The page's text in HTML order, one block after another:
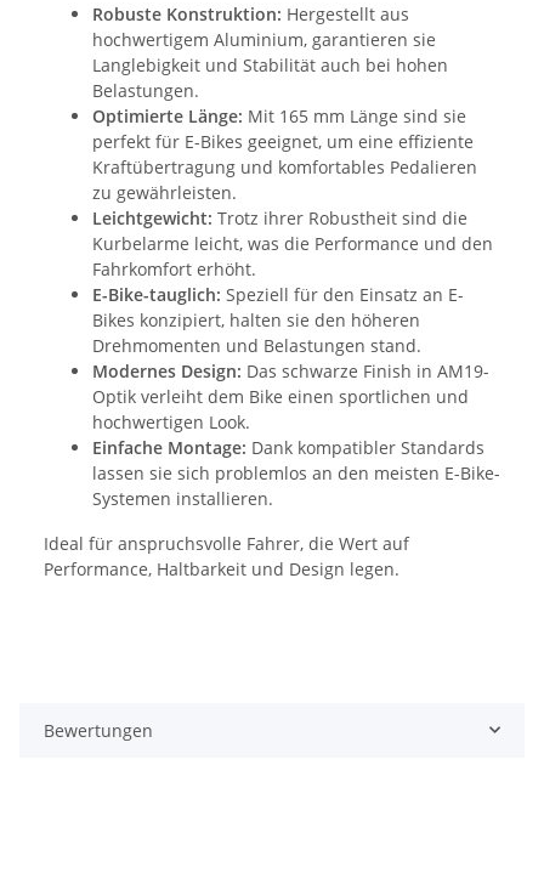
Robuste Konstruktion: Hergestellt aus
hochwertigem Aluminium, garantieren sie
Langlebigkeit und Stabilität auch bei hohen
Belastungen.
Optimierte Länge: Mit 165 mm Länge sind sie
perfekt für E-Bikes geeignet, um eine effiziente
Kraftübertragung und komfortables Pedalieren
zu gewährleisten.
Leichtgewicht: Trotz ihrer Robustheit sind die
Kurbelarme leicht, was die Performance und den
Fahrkomfort erhöht.
E-Bike-tauglich: Speziell für den Einsatz an E-
Bikes konzipiert, halten sie den höheren
Drehmomenten und Belastungen stand.
Modernes Design: Das schwarze Finish in AM19-
Optik verleiht dem Bike einen sportlichen und
hochwertigen Look.
Einfache Montage: Dank kompatibler Standards
lassen sie sich problemlos an den meisten E-Bike-
Systemen installieren.
Ideal für anspruchsvolle Fahrer, die Wert auf
Performance, Haltbarkeit und Design legen.
Bewertungen